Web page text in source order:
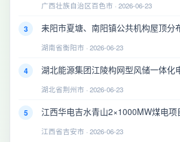
广西壮族自治区百色市 · 2026-06-23
3 耒阳市夏塘、南阳镇公共机构屋顶分
湖南省衡阳市 · 2026-06-23
4 湖北能源集团江陵构网型风储一体化
湖北省荆州市 · 2026-06-23
5 江西华电吉水青山2×1000MW煤电项
江西省吉安市 · 2026-06-23